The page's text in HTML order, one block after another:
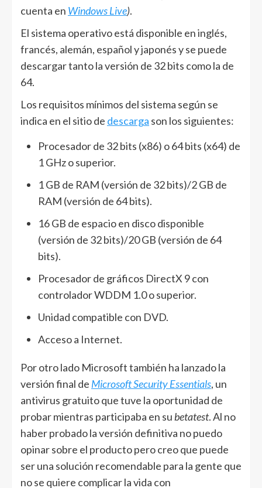
cuenta en Windows Live).
El sistema operativo está disponible en inglés,
francés, alemán, español y japonés y se puede
descargar tanto la versión de 32 bits como la de
64.
Los requisitos mínimos del sistema según se
indica en el sitio de descarga son los siguientes:
Procesador de 32 bits (x86) o 64 bits (x64) de
1 GHz o superior.
1 GB de RAM (versión de 32 bits)/2 GB de
RAM (versión de 64 bits).
16 GB de espacio en disco disponible
(versión de 32 bits)/20 GB (versión de 64
bits).
Procesador de gráficos DirectX 9 con
controlador WDDM 1.0 o superior.
Unidad compatible con DVD.
Acceso a Internet.
Por otro lado Microsoft también ha lanzado la
versión final de Microsoft Security Essentials, un
antivirus gratuito que tuve la oportunidad de
probar mientras participaba en su betatest. Al no
haber probado la versión definitiva no puedo
opinar sobre el producto pero creo que puede
ser una solución recomendable para la gente que
no se quiere complicar la vida con